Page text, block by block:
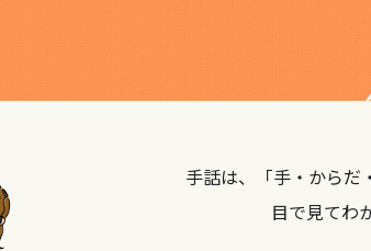
手話は、「手・からだ
目で見てわ